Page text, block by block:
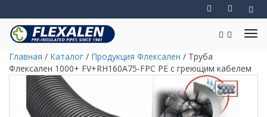
Главная / Каталог / Продукция Флексален / Труба
Флексален 1000+ FV+RH160A75-FPC PE с греющим кабелем